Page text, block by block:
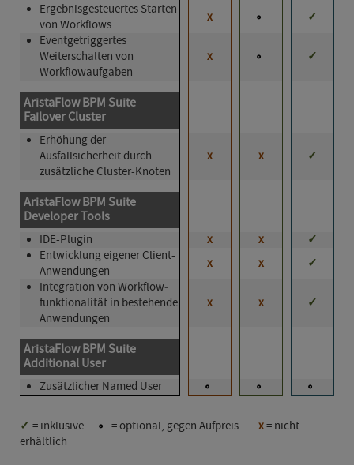
Ergebnisgesteuertes Starten
von Workflows
x
✓
Eventgetriggertes
Weiterschalten von
Workflowaufgaben
x ✓
AristaFlow BPM Suite
Failover Cluster
Erhöhung der
Ausfallsicherheit durch
zusätzliche Cluster-Knoten
x x ✓
AristaFlow BPM Suite
Developer Tools
IDE-Plugin x x
✓
Entwicklung eigener Client-
Anwendungen
x x
✓
Integration von Work­flow­
funkt­iona­li­tät in bestehende
Anwendungen
x x ✓
AristaFlow BPM Suite
Additional User
Zusätzlicher Named User
✓ = inklusive = optional, gegen Aufpreis x= nicht
erhältlich